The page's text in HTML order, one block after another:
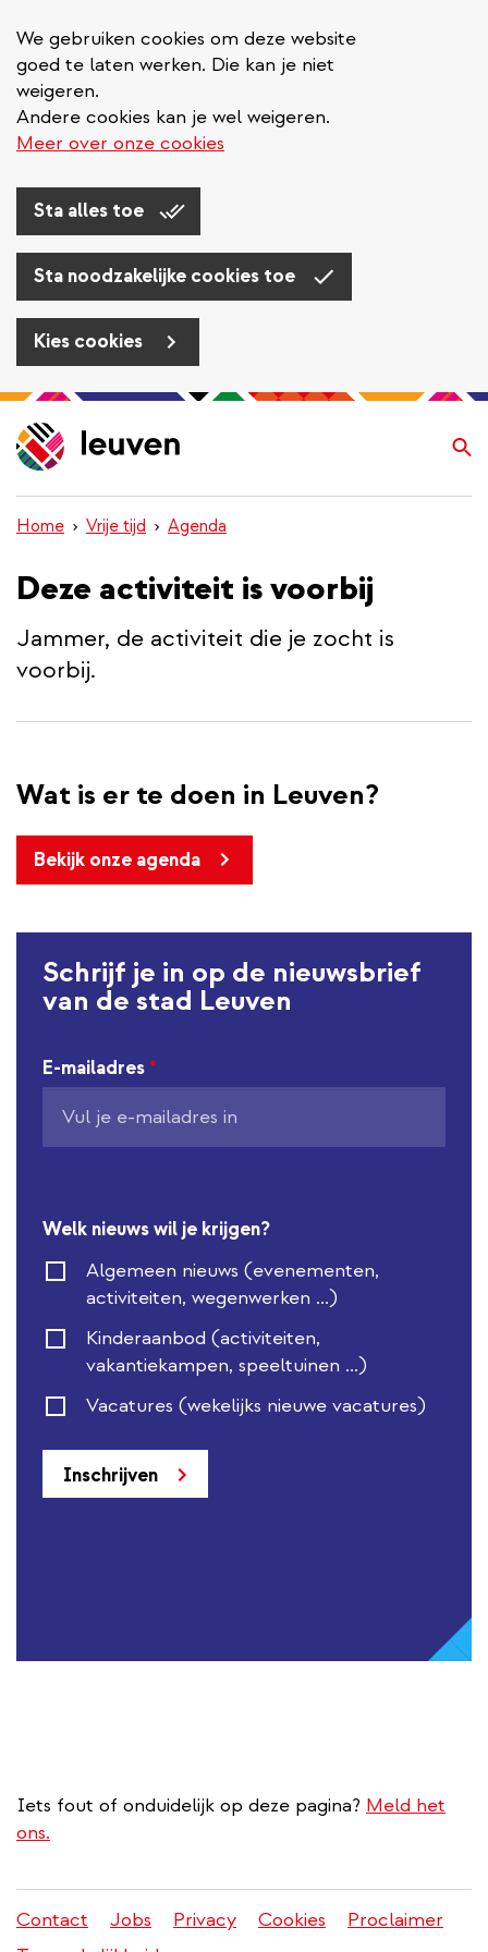
We gebruiken cookies om deze website
goed te laten werken. Die kan je niet
weigeren.
Andere cookies kan je wel weigeren.
Meer over onze cookies
Sta alles toe
Sta noodzakelijke cookies toe
Kies cookies
Overslaan
en
naar
inhoud
gaan
Home Vrije tijd Agenda
Deze activiteit is voorbij
Jammer, de activiteit die je zocht is
voorbij.
Wat is er te doen in Leuven?
Bekijk onze agenda
Schrijf je in op de nieuwsbrief
van de stad Leuven
E-mailadres *
Welk nieuws wil je krijgen?
Algemeen nieuws (evenementen,
activiteiten, wegenwerken ...)
Kinderaanbod (activiteiten,
vakantiekampen, speeltuinen ...)
Vacatures (wekelijks nieuwe vacatures)
Inschrijven
Iets fout of onduidelijk op deze pagina? Meld het
ons.
Juridisch
Contact Jobs Privacy Cookies
Proclaimer